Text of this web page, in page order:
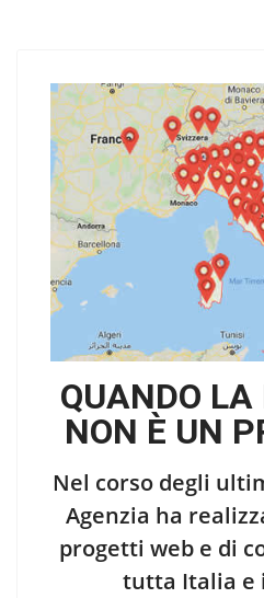
QUANDO
NON È UN
Nel corso degli
Agenzia ha
progetti web e di
tutta Italia e